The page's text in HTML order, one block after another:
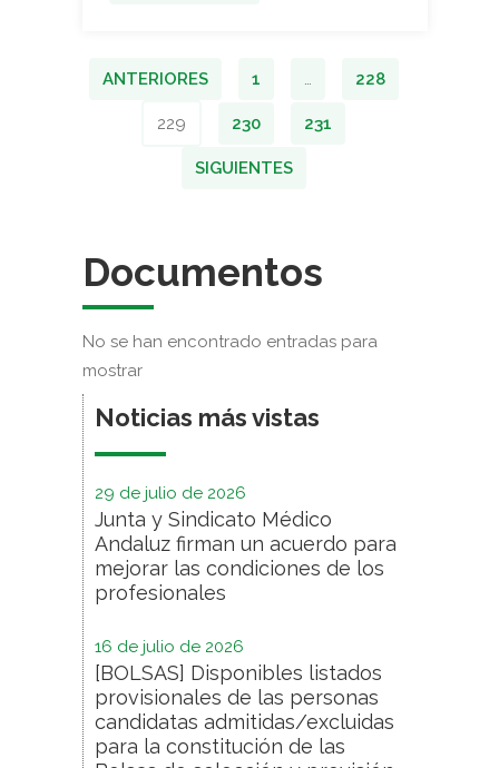
ANTERIORES 1 … 228
229 230 231
SIGUIENTES
Documentos
No se han encontrado entradas para
mostrar
Noticias más vistas
29 de julio de 2026
Junta y Sindicato Médico
Andaluz firman un acuerdo para
mejorar las condiciones de los
profesionales
16 de julio de 2026
[BOLSAS] Disponibles listados
provisionales de las personas
candidatas admitidas/excluidas
para la constitución de las